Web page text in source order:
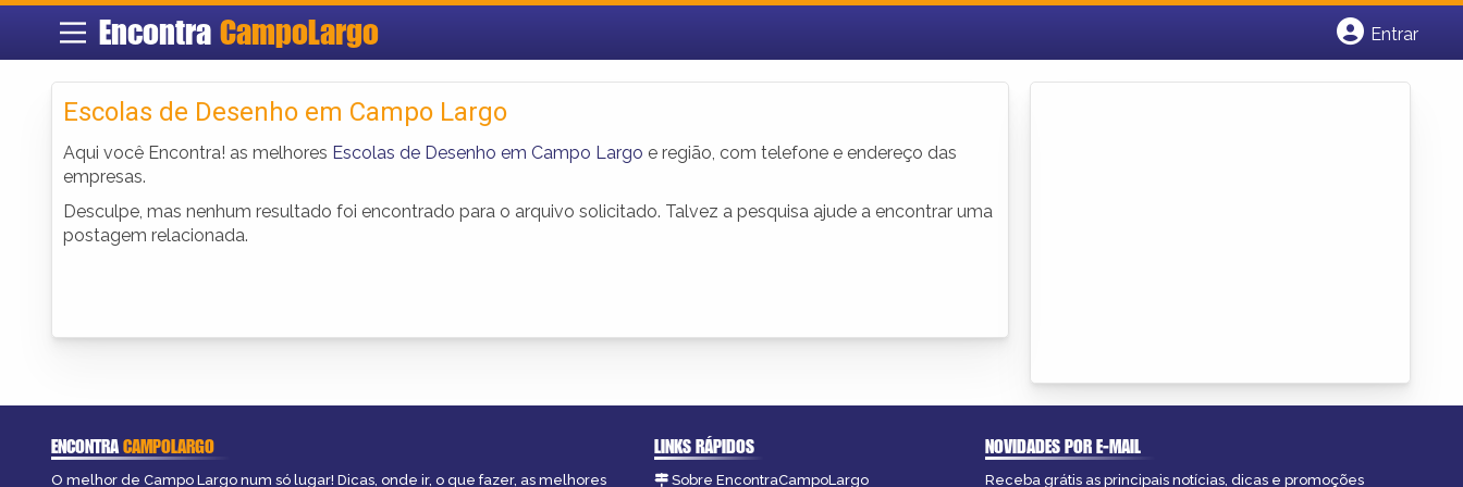
Encontra CampoLargo
Entrar
Escolas de Desenho em Campo Largo
Aqui você Encontra! as melhores Escolas de Desenho em Campo Largo e região, com telefone e endereço das
empresas.
Desculpe, mas nenhum resultado foi encontrado para o arquivo solicitado. Talvez a pesquisa ajude a encontrar uma
postagem relacionada.
ENCONTRACAMPOLARGO
O melhor de Campo Largo num só lugar! Dicas, onde ir, o que fazer, as melhores
LINKS RÁPIDOS
Sobre EncontraCampoLargo
NOVIDADES POR E-MAIL
Receba grátis as principais notícias, dicas e promoções